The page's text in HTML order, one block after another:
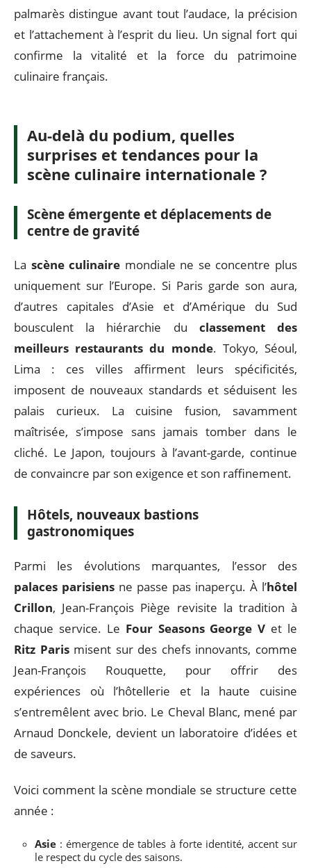
palmarès distingue avant tout l’audace, la précision
et l’attachement à l’esprit du lieu. Un signal fort qui
confirme la vitalité et la force du patrimoine
culinaire français.
Au-delà du podium, quelles
surprises et tendances pour la
scène culinaire internationale ?
Scène émergente et déplacements de
centre de gravité
Lascène culinairemondiale ne se concentre plus
uniquement sur l’Europe. Si Paris garde son aura,
bousculent la hiérarchie du
meilleurs restaurants du monde
Lima : ces villes affirment leurs spécificités,
imposent de nouveaux standards et séduisent les
palais curieux. La cuisine fusion, savamment
maîtrisée, s’impose sans jamais tomber dans le
cliché. Le Japon, toujours à l’avant-garde, continue
de convaincre par son exigence et son raffinement.
Hôtels, nouveaux bastions
gastronomiques
Parmi les évolutions marquantes, l’essor des
Crillon, Jean-François Piège revisite la tradition à
chaque service. Le
Ritz Parismisent sur des chefs innovants, comme
Jean-François Rouquette, pour offrir des